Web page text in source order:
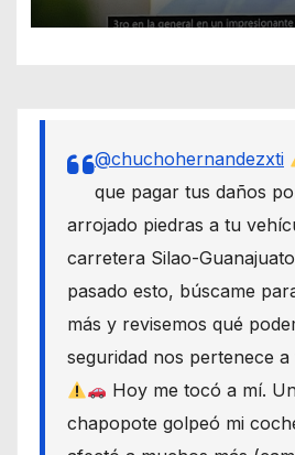
@chuchohernandezxti
que pagar tus daños
arrojado piedras a tu
carretera Silao-
pasado esto, búscame
más y revisemos qué
seguridad nos pertenece
Hoy me tocó a mí.
chapopote golpeó mi